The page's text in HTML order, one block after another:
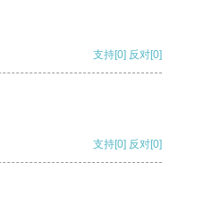
支持[0] 反对[0]
支持[0] 反对[0]